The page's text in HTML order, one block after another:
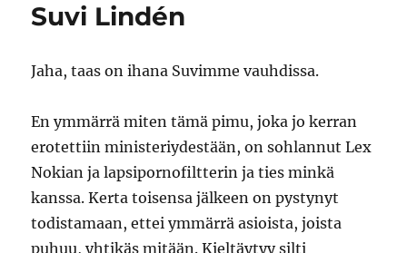
Suvi Lindén
Jaha, taas on ihana Suvimme vauhdissa.
En ymmärrä miten tämä pimu, joka jo kerran
erotettiin ministeriydestään, on sohlannut Lex
Nokian ja lapsipornofiltterin ja ties minkä
kanssa. Kerta toisensa jälkeen on pystynyt
todistamaan, ettei ymmärrä asioista, joista
puhuu, yhtikäs mitään. Kieltäytyy silti